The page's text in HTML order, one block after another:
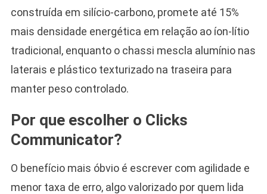
construída em silício-carbono, promete até 15%
mais densidade energética em relação ao íon-lítio
tradicional, enquanto o chassi mescla alumínio nas
laterais e plástico texturizado na traseira para
manter peso controlado.
Por que escolher o Clicks
Communicator?
O benefício mais óbvio é escrever com agilidade e
menor taxa de erro, algo valorizado por quem lida